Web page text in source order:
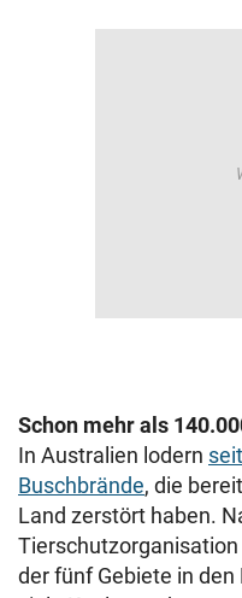
Schon mehr als
In Australien lodern
Buschbrände, die
Land zerstört haben.
der fünf Gebiete in